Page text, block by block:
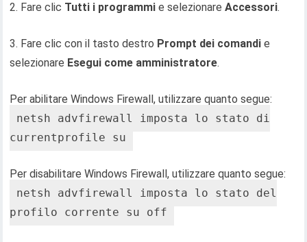
2. Fare clic Tutti i programmi e selezionareAccessori.
3. Fare clic con il tasto destro Prompt dei comandi e
selezionare Esegui come amministratore.
Per abilitare Windows Firewall, utilizzare quanto segue:
netsh advfirewall imposta lo stato di
currentprofile su
Per disabilitare Windows Firewall, utilizzare quanto segue:
netsh advfirewall imposta lo stato del
profilo corrente su off